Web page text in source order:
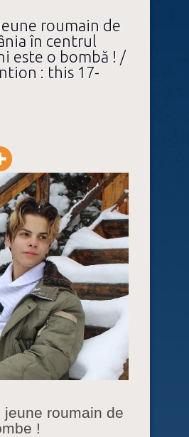
roumain de
în centrul
este o bombă ! /
: this 17-
jeune roumain de
!